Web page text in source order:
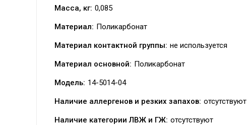
Масса, кг: 0,085
Материал: Поликарбонат
Материал контактной группы: не используется
Материал основной: Поликарбонат
Модель: 14-5014-04
Наличие аллергенов и резких запахов: отсутствуют
Наличие категории ЛВЖ и ГЖ: отсутствуют